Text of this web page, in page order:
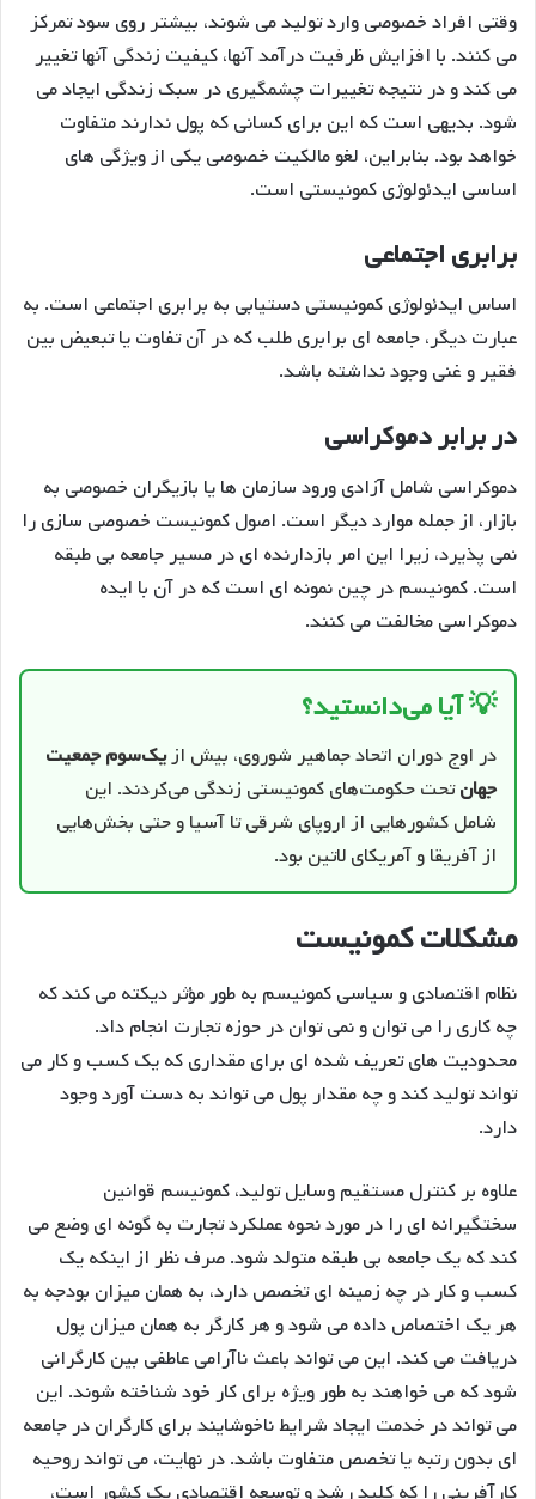
وقتی افراد خصوصی وارد تولید می شوند، بیشتر روی سود تمرکز
می کنند. با افزایش ظرفیت درآمد آنها، کیفیت زندگی آنها تغییر
می کند و در نتیجه تغییرات چشمگیری در سبک زندگی ایجاد می
شود. بدیهی است که این برای کسانی که پول ندارند متفاوت
خواهد بود. بنابراین، لغو مالکیت خصوصی یکی از ویژگی های
اساسی ایدئولوژی کمونیستی است.
برابری اجتماعی
اساس ایدئولوژی کمونیستی دستیابی به برابری اجتماعی است. به
عبارت دیگر، جامعه ای برابری طلب که در آن تفاوت یا تبعیض بین
فقیر و غنی وجود نداشته باشد.
در برابر دموکراسی
دموکراسی شامل آزادی ورود سازمان ها یا بازیگران خصوصی به
بازار، از جمله موارد دیگر است. اصول کمونیست خصوصی سازی را
نمی پذیرد، زیرا این امر بازدارنده ای در مسیر جامعه بی طبقه
است. کمونیسم در چین نمونه ای است که در آن با ایده
دموکراسی مخالفت می کنند.
💡 آیا می‌دانستید؟
در اوج دوران اتحاد جماهیر شوروی، بیش ازیک‌سوم جمعیت
جهانتحت حکومت‌های کمونیستی زندگی می‌کردند. این
شامل کشورهایی از اروپای شرقی تا آسیا و حتی بخش‌هایی
از آفریقا و آمریکای لاتین بود.
مشکلات کمونیست
نظام اقتصادی و سیاسی کمونیسم به طور مؤثر دیکته می کند که
چه کاری را می توان و نمی توان در حوزه تجارت انجام داد.
محدودیت های تعریف شده ای برای مقداری که یک کسب و کار می
تواند تولید کند و چه مقدار پول می تواند به دست آورد وجود
دارد.
علاوه بر کنترل مستقیم وسایل تولید، کمونیسم قوانین
سختگیرانه ای را در مورد نحوه عملکرد تجارت به گونه ای وضع می
کند که یک جامعه بی طبقه متولد شود. صرف نظر از اینکه یک
کسب و کار در چه زمینه ای تخصص دارد، به همان میزان بودجه به
هر یک اختصاص داده می شود و هر کارگر به همان میزان پول
دریافت می کند. این می تواند باعث ناآرامی عاطفی بین کارگرانی
شود که می خواهند به طور ویژه برای کار خود شناخته شوند. این
می تواند در خدمت ایجاد شرایط ناخوشایند برای کارگران در جامعه
ای بدون رتبه یا تخصص متفاوت باشد. در نهایت، می تواند روحیه